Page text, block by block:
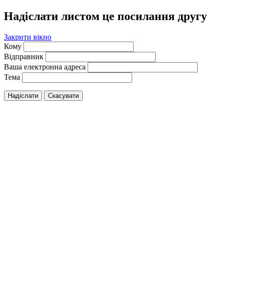
Надіслати листом це посилання другу
Закрити вікно
Кому
Відправник
Ваша електронна адреса
Тема
Надіслати Скасувати